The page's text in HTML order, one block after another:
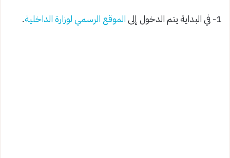
1- في البداية يتم الدخول إلى
الموقع الرسمي لوزارة الداخلية.